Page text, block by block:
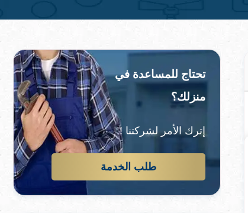
تحتاج للمساعدة في
منزلك؟
إترك الأمر لشركتنا !
طلب الخدمة